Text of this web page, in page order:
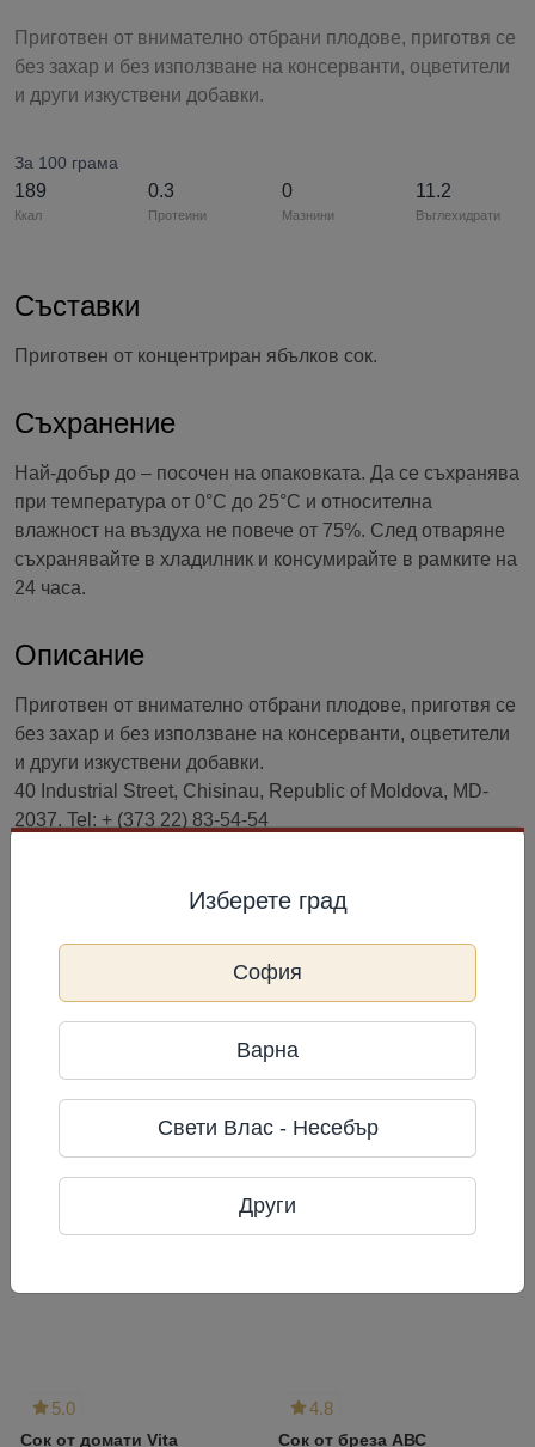
Приготвен от внимателно отбрани плодове, приготвя се
без захар и без използване на консерванти, оцветители
и други изкуствени добавки.
За 100 грама
189
Ккал
0.3
Протеини
0
Мазнини
11.2
Въглехидрати
Съставки
Приготвен от концентриран ябълков сок.
Съхранение
Най-добър до – посочен на опаковката. Да се съхранява
при температура от 0°С до 25°С и относителна
влажност на въздуха не повече от 75%. След отваряне
съхранявайте в хладилник и консумирайте в рамките на
24 часа.
Описание
Приготвен от внимателно отбрани плодове, приготвя се
без захар и без използване на консерванти, оцветители
и други изкуствени добавки.
40 Industrial Street, Chisinau, Republic of Moldova, MD-
2037. Tel: + (373 22) 83-54-54
Информация за производител
Orhei-vit
Телефон: +373 22 835 454
Адрес: Адрес: Chişinău MD, Strada
Industrială 40, MD-2037, Молдова
Често разглеждани
5.0
Сок от домати Vita
4.8
Сок от бреза АВС
Изберете град
София
Варна
Свети Влас - Несебър
Други